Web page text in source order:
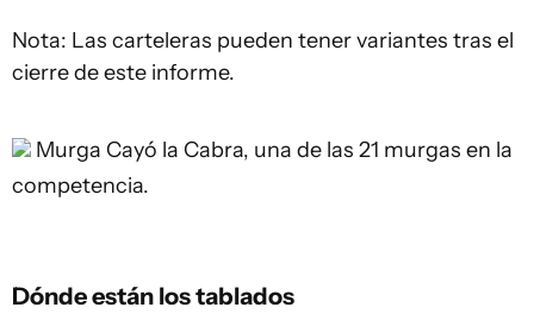
Nota: Las carteleras pueden tener variantes tras el
cierre de este informe.
Murga Cayó la Cabra, una de las 21 murgas en la
competencia.
Dónde están los tablados